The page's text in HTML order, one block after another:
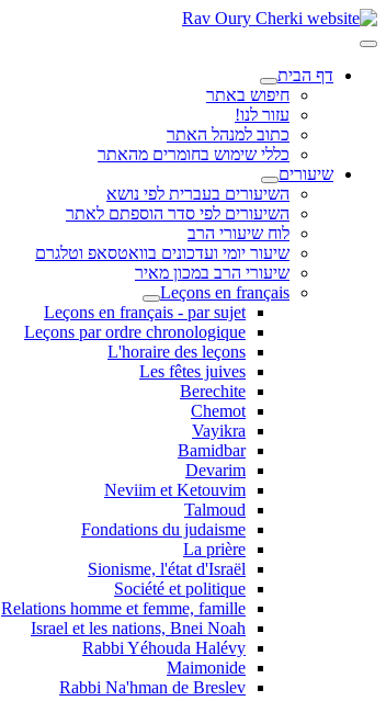
דף הבית
חיפוש באתר
עזור לנו!
כתוב למנהל האתר
כללי שימוש בחומרים מהאתר
שיעורים
השיעורים בעברית לפי נושא
השיעורים לפי סדר הוספתם לאתר
לוח שיעורי הרב
שיעור יומי ועדכונים בוואטסאפ וטלגרם
שיעורי הרב במכון מאיר
Leçons en français
Leçons en français - par sujet
Leçons par ordre chronologique
L'horaire des leçons
Les fêtes juives
Berechite
Chemot
Vayikra
Bamidbar
Devarim
Neviim et Ketouvim
Talmoud
Fondations du judaisme
La prière
Sionisme, l'état d'Israël
Société et politique
Relations homme et femme, famille
Israel et les nations, Bnei Noah
Rabbi Yéhouda Halévy
Maimonide
Rabbi Na'hman de Breslev